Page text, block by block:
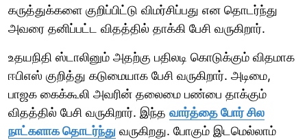
கருத்துக்களை குறிப்பிட்டு விமர்சிப்பது என தொடர்ந்து
அவரை தனிப்பட்ட விதத்தில் தாக்கி பேசி வருகிறார்.
உதயநிதி ஸ்டாலினும் அதற்கு பதிலடி கொடுக்கும் விதமாக
ஈபிஎஸ் குறித்து கடுமையாக பேசி வருகிறார். அடிமை,
பாஜக கைக்கூலி அவரின் தலைமை பண்பை தாக்கும்
விதத்தில் பேசி வருகிறார். இந்த வார்த்தை போர் சில
நாட்களாக தொடர்ந்து வருகிறது. போகும் இடமெல்லாம்